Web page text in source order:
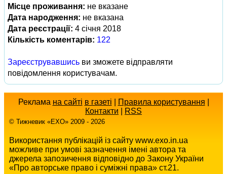
Місце проживання: не вказане
Дата народження: не вказана
Дата реєстрації: 4 січня 2018
Кількість коментарів: 122
Зареєструвавшись ви зможете відправляти
повідомлення користувачам.
Реклама на сайті в газеті Правила користування
Контакти
RSS
© Тижневик «EХO» 2009 - 2026
Використання публікацій із сайту www.exo.in.ua
можливе при умові зазначення імені автора та
джерела запозичення відповідно до Закону України
«Про авторське право і суміжні права» ст.21.